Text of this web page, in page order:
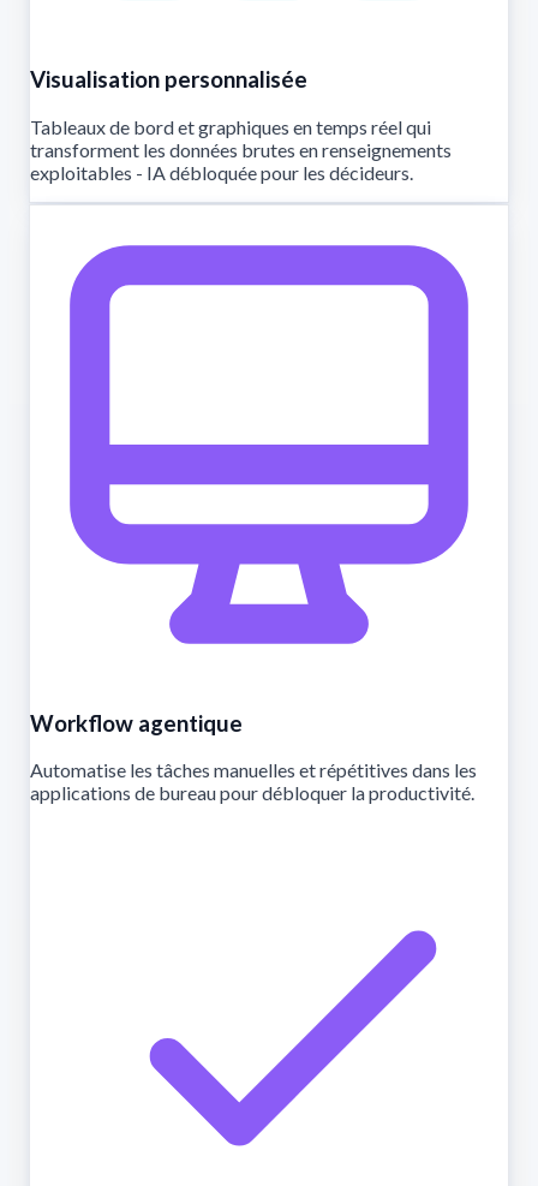
Visualisation personnalisée
Tableaux de bord et graphiques en temps réel qui
transforment les données brutes en renseignements
exploitables - IA débloquée pour les décideurs.
Workflow agentique
Automatise les tâches manuelles et répétitives dans les
applications de bureau pour débloquer la productivité.